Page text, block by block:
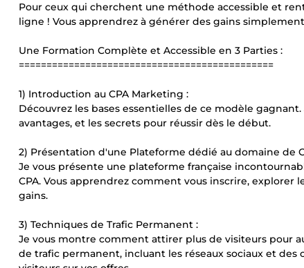
Pour ceux qui cherchent une méthode accessible et
ligne ! Vous apprendrez à générer des gains
Une Formation Complète et Accessible en 3 Parties :
==============================================
1) Introduction au CPA Marketing :
Découvrez les bases essentielles de ce modèle
avantages, et les secrets pour réussir dès le début.
2) Présentation d'une Plateforme dédié au domaine de
Je vous présente une plateforme française
CPA. Vous apprendrez comment vous inscrire,
gains.
3) Techniques de Trafic Permanent :
Je vous montre comment attirer plus de visiteurs pour
de trafic permanent, incluant les réseaux sociaux et